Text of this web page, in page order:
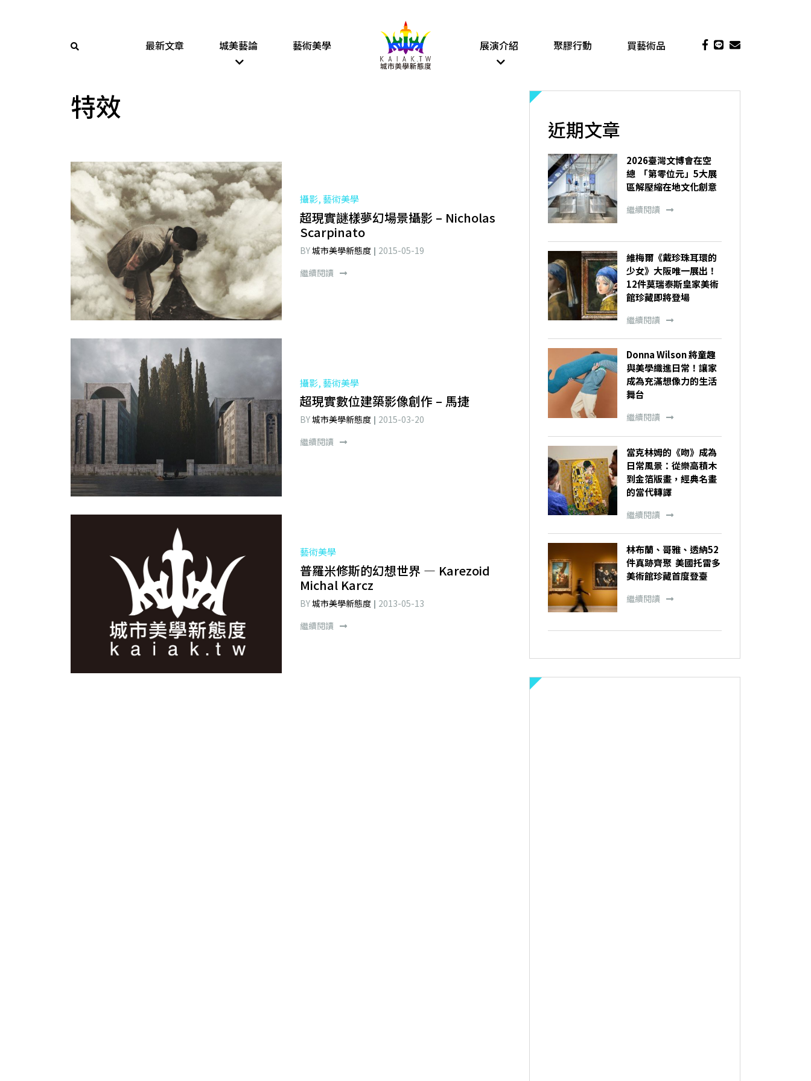
最新文章 城美藝論 藝術美學 展演介紹 聚膠行動 買藝術品
特效
攝影, 藝術美學
超現實謎樣夢幻場景攝影 – Nicholas
Scarpinato
BY城市美學新態度
2015-05-19
繼續閱讀
攝影, 藝術美學
超現實數位建築影像創作 – 馬捷
BY城市美學新態度
2015-03-20
繼續閱讀
藝術美學
普羅米修斯的幻想世界 — Karezoid
Michal Karcz
BY城市美學新態度
2013-05-13
繼續閱讀
近期文章
2026臺灣文博會在空
總 「第零位元」5大展
區解壓縮在地文化創意
繼續閱讀
維梅爾《戴珍珠耳環的
少女》大阪唯一展出！
12件莫瑞泰斯皇家美術
館珍藏即將登場
繼續閱讀
Donna Wilson 將童趣
與美學織進日常！讓家
成為充滿想像力的生活
舞台
繼續閱讀
當克林姆的《吻》成為
日常風景：從樂高積木
到金箔版畫，經典名畫
的當代轉譯
繼續閱讀
林布蘭、哥雅、透納52
件真跡齊聚 美國托雷多
美術館珍藏首度登臺
繼續閱讀